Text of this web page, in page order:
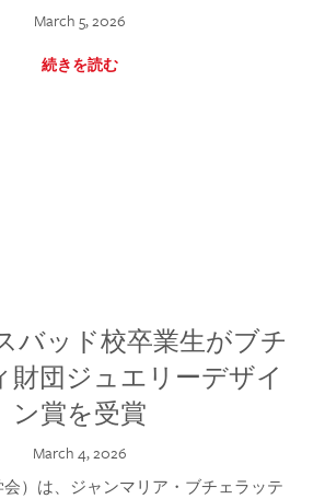
March 5, 2026
続きを読む
バッド校卒業生がブチ
財団ジュエリーデザイ
ン賞を受賞
March 4, 2026
）は、ジャンマリア・ブチェラッテ